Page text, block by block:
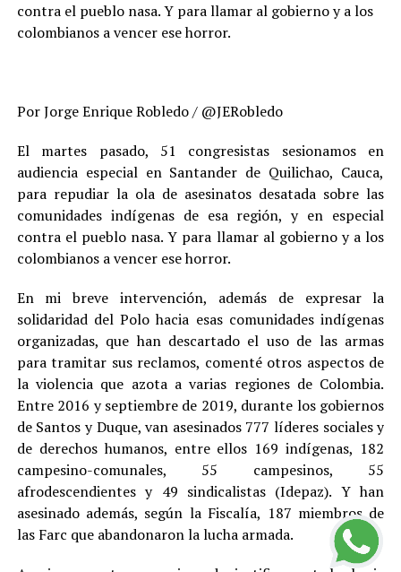
contra el pueblo nasa. Y para llamar al gobierno y a los
colombianos a vencer ese horror.
Por Jorge Enrique Robledo / @JERobledo
El martes pasado, 51 congresistas sesionamos en
audiencia especial en Santander de Quilichao, Cauca,
para repudiar la ola de asesinatos desatada sobre las
comunidades indígenas de esa región, y en especial
contra el pueblo nasa. Y para llamar al gobierno y a los
colombianos a vencer ese horror.
En mi breve intervención, además de expresar la
solidaridad del Polo hacia esas comunidades indígenas
organizadas, que han descartado el uso de las armas
para tramitar sus reclamos, comenté otros aspectos de
la violencia que azota a varias regiones de Colombia.
Entre 2016 y septiembre de 2019, durante los gobiernos
de Santos y Duque, van asesinados 777 líderes sociales y
de derechos humanos, entre ellos 169 indígenas, 182
campesino-comunales, 55 campesinos, 55
afrodescendientes y 49 sindicalistas (Idepaz). Y han
asesinado además, según la Fiscalía, 187 miembros de
las Farc que abandonaron la lucha armada.